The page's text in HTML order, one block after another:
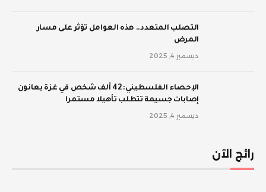
‫التصلب المتعدد.. هذه العوامل تؤثر على مسار
المرض
ديسمبر 4, 2025
الإحصاء الفلسطيني: 42 ألف شخص في غزة يعانون
إصابات جسيمة تتطلب تأهيلا مستمرا
ديسمبر 4, 2025
رائج الآن